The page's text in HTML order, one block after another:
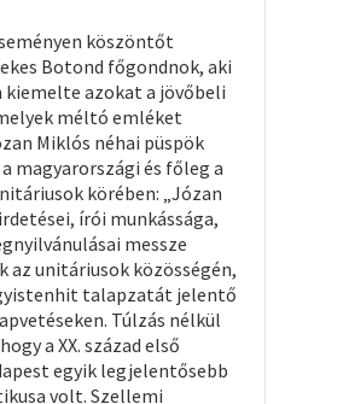
köszöntőt
Botond főgondnok, aki
kiemelte azokat a jövőbeli
méltó emléket
Miklós néhai püspök
magyarországi és főleg a
körében: „Józan
írói munkássága,
messze
unitáriusok közösségén,
talapzatát jelentő
Túlzás nélkül
a XX. század első
egyik legjelentősebb
volt. Szellemi